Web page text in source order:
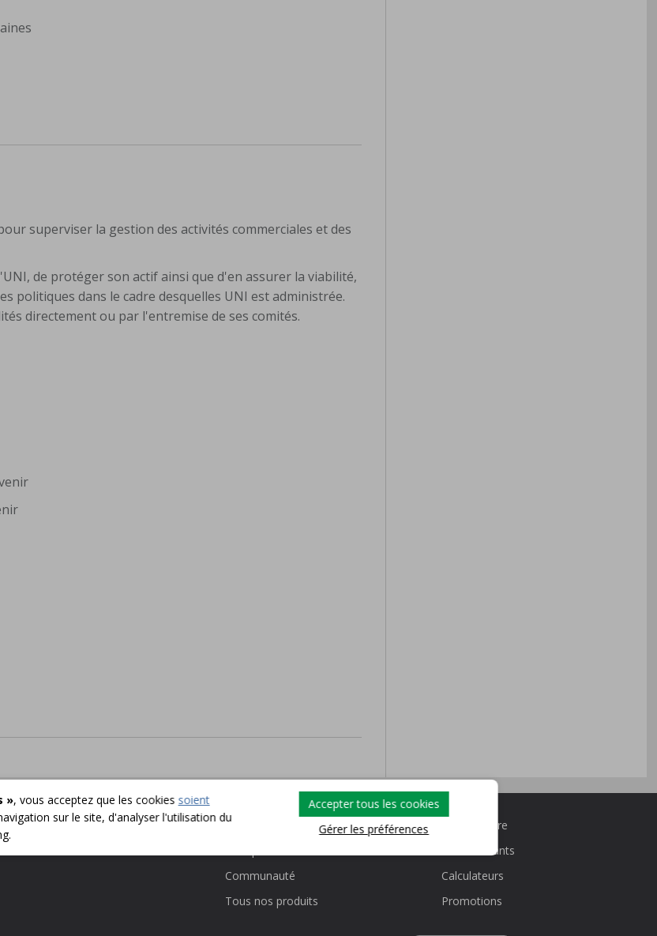
», vous acceptez que les cookies soient
sur le site, d'analyser l'utilisation du
Accepter tous les cookies
Gérer les préférences
superviser la gestion des activités commerciales et des
de protéger son actif ainsi que d'en assurer la viabilité,
politiques dans le cadre desquelles UNI est administrée.
directement ou par l'entremise de ses comités.
English
Particuliers
Communauté
Tous nos produits
Nous joindre
Taux courants
Calculateurs
Promotions